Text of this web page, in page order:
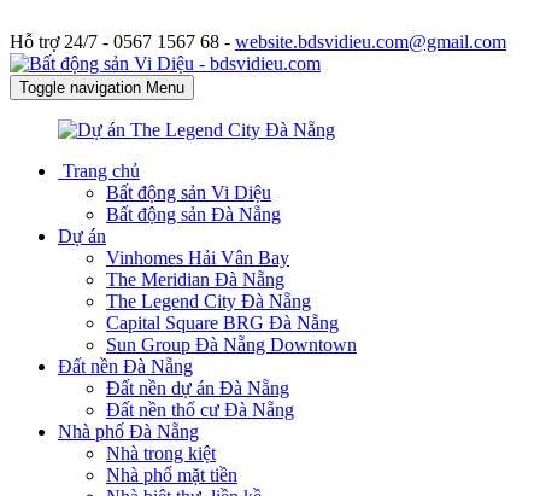
Hỗ trợ 24/7 - 0567 1567 68 - website.bdsvidieu.com@gmail.com
Toggle navigation Menu
Trang chủ
Bất động sản Vi Diệu
Bất động sản Đà Nẵng
Dự án
Vinhomes Hải Vân Bay
The Meridian Đà Nẵng
The Legend City Đà Nẵng
Capital Square BRG Đà Nẵng
Sun Group Đà Nẵng Downtown
Đất nền Đà Nẵng
Đất nền dự án Đà Nẵng
Đất nền thổ cư Đà Nẵng
Nhà phố Đà Nẵng
Nhà trong kiệt
Nhà phố mặt tiền